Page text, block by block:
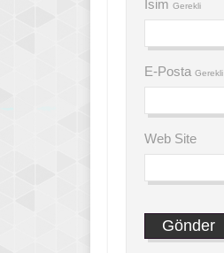
İsim Gerekli
E-Posta Gerekli
Web Site